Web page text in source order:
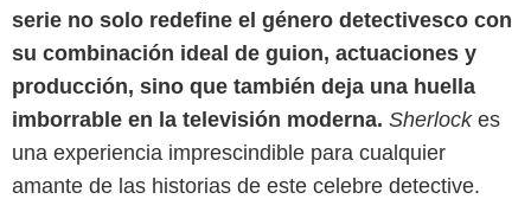
serie no solo redefine el género detectivesco con
su combinación ideal de guion, actuaciones y
producción, sino que también deja una huella
imborrable en la televisión moderna. Sherlock es
una experiencia imprescindible para cualquier
amante de las historias de este celebre detective.